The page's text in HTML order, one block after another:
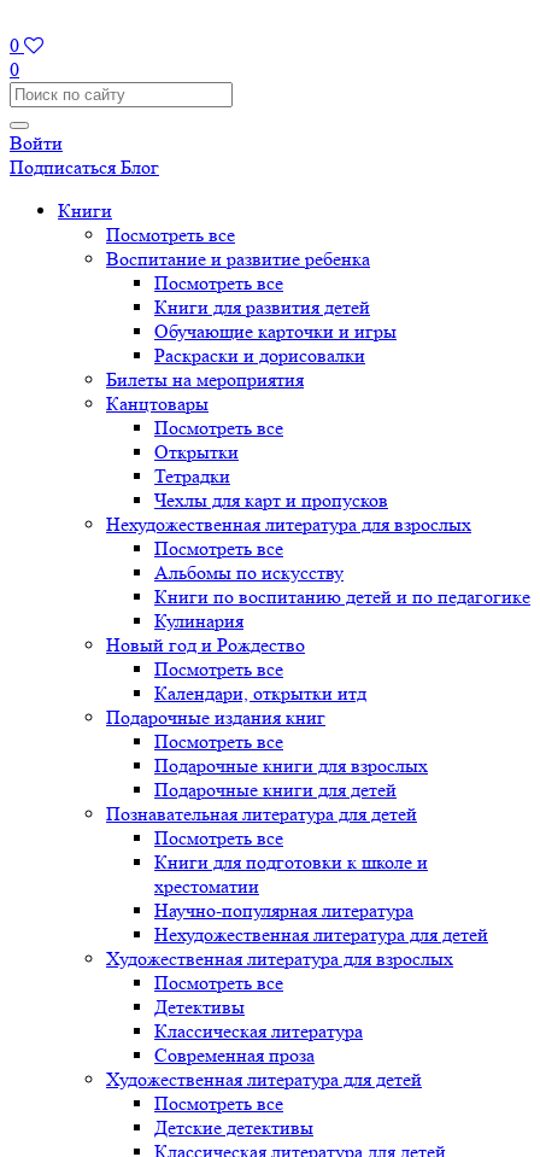
0
0
Войти
Подписаться Блог
Книги
Посмотреть все
Воспитание и развитие ребенка
Посмотреть все
Книги для развития детей
Обучающие карточки и игры
Раскраски и дорисовалки
Билеты на мероприятия
Канцтовары
Посмотреть все
Открытки
Тетрадки
Чехлы для карт и пропусков
Нехудожественная литература для взрослых
Посмотреть все
Альбомы по искусству
Книги по воспитанию детей и по педагогике
Кулинария
Новый год и Рождество
Посмотреть все
Календари, открытки итд
Подарочные издания книг
Посмотреть все
Подарочные книги для взрослых
Подарочные книги для детей
Познавательная литература для детей
Посмотреть все
Книги для подготовки к школе и
хрестоматии
Научно-популярная литература
Нехудожественная литература для детей
Художественная литература для взрослых
Посмотреть все
Детективы
Классическая литература
Современная проза
Художественная литература для детей
Посмотреть все
Детские детективы
Классическая литература для детей